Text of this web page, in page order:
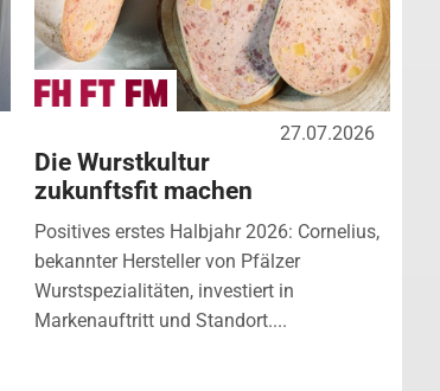
27.07.2026
Die Wurstkultur
zukunftsfit machen
Positives erstes Halbjahr 2026: Cornelius,
bekannter Hersteller von Pfälzer
Wurstspezialitäten, investiert in
Markenauftritt und Standort....